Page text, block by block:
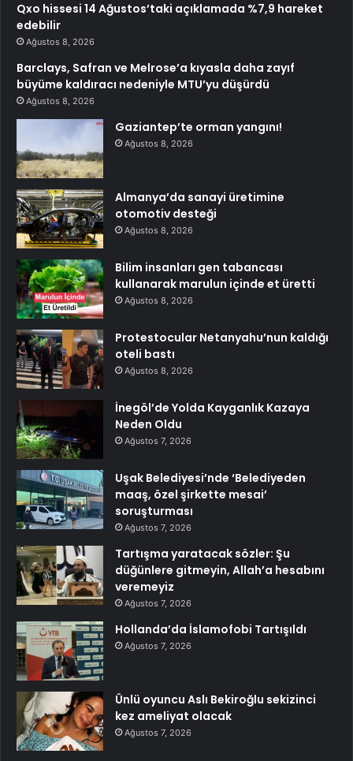
Qxo hissesi 14 Ağustos’taki açıklamada %7,9 hareket
edebilir
Ağustos 8, 2026
Barclays, Safran ve Melrose’a kıyasla daha zayıf
büyüme kaldıracı nedeniyle MTU’yu düşürdü
Ağustos 8, 2026
Gaziantep’te orman yangını!
Ağustos 8, 2026
Almanya’da sanayi üretimine
otomotiv desteği
Ağustos 8, 2026
Bilim insanları gen tabancası
kullanarak marulun içinde et üretti
Ağustos 8, 2026
Protestocular Netanyahu’nun kaldığı
oteli bastı
Ağustos 8, 2026
İnegöl’de Yolda Kayganlık Kazaya
Neden Oldu
Ağustos 7, 2026
Uşak Belediyesi’nde ‘Belediyeden
maaş, özel şirkette mesai’
soruşturması
Ağustos 7, 2026
Tartışma yaratacak sözler: Şu
düğünlere gitmeyin, Allah’a hesabını
veremeyiz
Ağustos 7, 2026
Hollanda’da İslamofobi Tartışıldı
Ağustos 7, 2026
Ünlü oyuncu Aslı Bekiroğlu sekizinci
kez ameliyat olacak
Ağustos 7, 2026